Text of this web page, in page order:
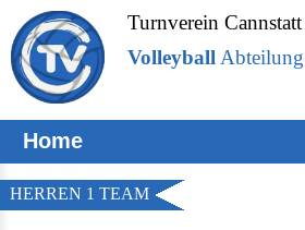
Turnverein
Volleyball Abteilung
Home
HERREN 1 TEAM